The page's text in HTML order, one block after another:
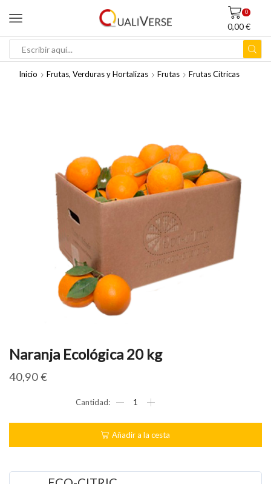
0
0,00€
BÚSQUEDA
Inicio Frutas, Verduras y Hortalizas Frutas Frutas Cítricas
Naranja Ecológica 20 kg
40,90€
Ecológica
cantidad
Añadir a la cesta